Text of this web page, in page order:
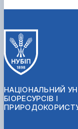
НАЦІОНАЛЬНИЙ
БІОРЕСУРСІВ І